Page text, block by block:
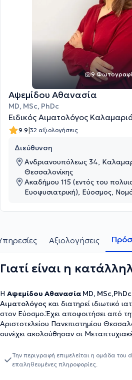
9
Αψεμίδου Αθανασία
MD, MSc, PhDc
Ειδικός Αιματολόγος
9.9|32 αξιολογήσεις
Διεύθυνση
Ανδριανουπόλεως 34,
Θεσσαλονίκης
Ακαδήμου 115 (εντός του
Ευοφυσιατρική), Εύοσμος,
Αξιολογήσεις
Γιατί είναι η
Η Αψεμίδου Αθανασία MD, MSc,PhDc
Αιματολόγος και διατηρεί ιδιωτικό
στον Εύοσμο.Έχει αποφοιτήσει από
Αριστοτελείου Πανεπιστημίου
συνέχει ακολούθησαν οι Μεταπτυχιακές της
ίδιου πανεπιστημίου.Από το 2025
(PhDc) του Αριστοτελείου
Την περιγραφή επιμελείται η ομάδα
επαληθευμένες πληροφορίες.